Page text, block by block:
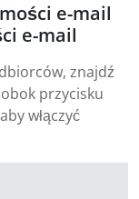
e-mail
e-mail
znajdź
przycisku
włączyć